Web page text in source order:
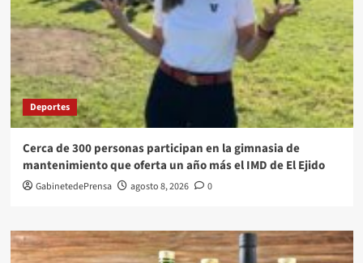
Deportes
Cerca de 300 personas participan en la gimnasia de
mantenimiento que oferta un año más el IMD de El Ejido
GabinetedePrensa agosto 8, 2026 0